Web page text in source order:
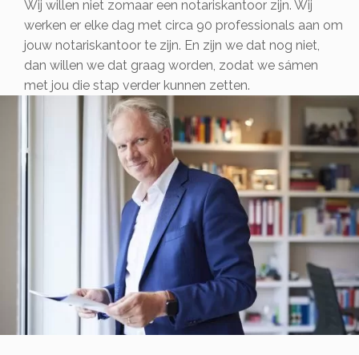
Wij willen niet zomaar een notariskantoor zijn. Wij
werken er elke dag met circa 90 professionals aan om
jouw notariskantoor te zijn. En zijn we dat nog niet,
dan willen we dat graag worden, zodat we sámen
met jou die stap verder kunnen zetten.